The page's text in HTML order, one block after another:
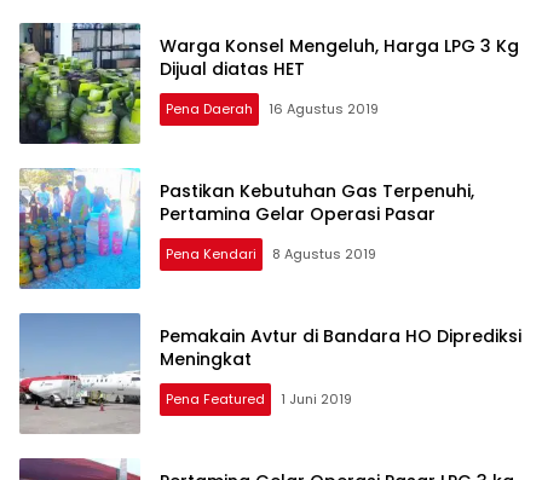
Warga Konsel Mengeluh, Harga LPG 3 Kg
Dijual diatas HET
Pena Daerah 16 Agustus 2019
Pastikan Kebutuhan Gas Terpenuhi,
Pertamina Gelar Operasi Pasar
Pena Kendari 8 Agustus 2019
Pemakain Avtur di Bandara HO Diprediksi
Meningkat
Pena Featured 1 Juni 2019